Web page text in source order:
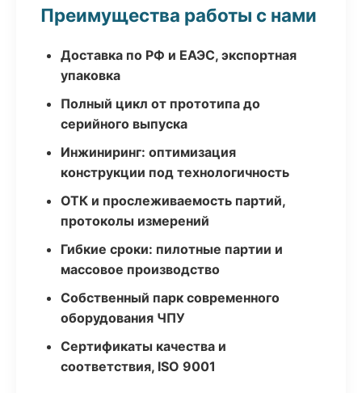
Преимущества работы с нами
Доставка по РФ и ЕАЭС, экспортная
упаковка
Полный цикл от прототипа до
серийного выпуска
Инжиниринг: оптимизация
конструкции под технологичность
ОТК и прослеживаемость партий,
протоколы измерений
Гибкие сроки: пилотные партии и
массовое производство
Собственный парк современного
оборудования ЧПУ
Сертификаты качества и
соответствия, ISO 9001